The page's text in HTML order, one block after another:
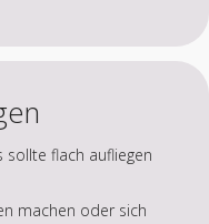
sollte flach aufliegen
machen oder sich